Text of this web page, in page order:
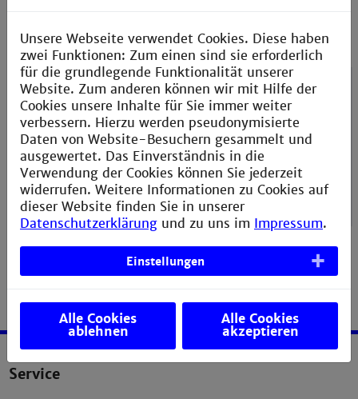
Simulation
Spieß
Vernetzte
Automatisierungssysteme
Big Data in der Industrie
4.0, Cloudanbindung
Cyber Physischer
Systeme,
Sicherheitskonzepte,
Datenbanken und
Software-Engineering
Prof. Dr. Kay Böhnke,
Dipl.-Ing. (FH) Ulrich
Spieß
Service
Unsere Webseite verwendet Cookies. Diese haben
zwei Funktionen: Zum einen sind sie erforderlich
für die grundlegende Funktionalität unserer
Website. Zum anderen können wir mit Hilfe der
Cookies unsere Inhalte für Sie immer weiter
verbessern. Hierzu werden pseudonymisierte
Daten von Website-Besuchern gesammelt und
ausgewertet. Das Einverständnis in die
Verwendung der Cookies können Sie jederzeit
widerrufen. Weitere Informationen zu Cookies auf
dieser Website finden Sie in unserer
Datenschutzerklärung und zu uns im Impressum.
Einstellungen
Alle Cookies
ablehnen
Alle Cookies
akzeptieren